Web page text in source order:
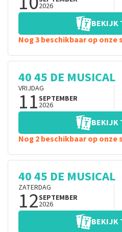
2026
BEKIJK
Nog 3 beschikbaar op onze
40 45 DE MUSICAL
VRIJDAG
11SEPTEMBER
2026
BEKIJK
Nog 2 beschikbaar op onze
40 45 DE MUSICAL
ZATERDAG
12SEPTEMBER
2026
BEKIJK